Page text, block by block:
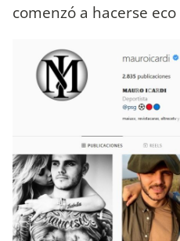
comenzó a hacerse